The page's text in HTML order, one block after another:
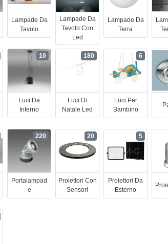
Lampade Da
Tavolo
Lampade Da
Tavolo Con
Led
Lampade Da
Terra
Luci Da
Interno
10
Luci Di
Natale Led
180
Luci Per
Bambino
6
Portalampad
E
220
Proiettori Con
Sensori
20
Proiettori Da
Esterno
5